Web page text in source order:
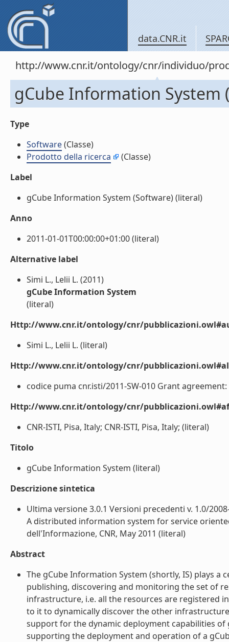
data.CNR.it
http://www.cnr.it/ontology/cnr/individuo/
gCube Information System
Type
Software(Classe)
Prodotto della ricerca
(Classe)
Label
gCube Information System (Software) (literal)
Anno
2011-01-01T00:00:00+01:00 (literal)
Alternative label
Simi L., Lelii L. (2011)
gCube Information System
(literal)
Http://www.cnr.it/ontology/cnr/
Simi L., Lelii L. (literal)
Http://www.cnr.it/ontology/cnr/
codice puma cnr.isti/2011-SW-010 Grant
Http://www.cnr.it/ontology/cnr/
CNR-ISTI, Pisa, Italy; CNR-ISTI, Pisa, Italy; (literal)
Titolo
gCube Information System (literal)
Descrizione sintetica
Ultima versione 3.0.1 Versioni precedenti v. 1.0/
A distributed information system for service
dell'Informazione, CNR, May 2011 (literal)
Abstract
The gCube Information System (shortly, IS) plays
publishing, discovering and monitoring the set of
infrastructure, i.e. all the resources are registered
to it to dynamically discover the other
support for the dynamic deployment capabilities of
supporting the deployment and operation of a